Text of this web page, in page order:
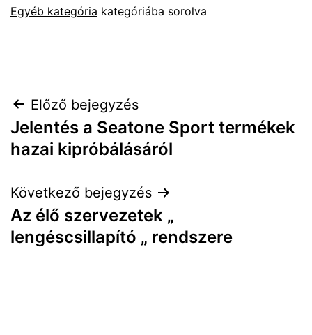
Egyéb kategória kategóriába sorolva
Bejegyzés
navigáció
Előző bejegyzés
Jelentés a Seatone Sport termékek
hazai kipróbálásáról
Következő bejegyzés
Az élő szervezetek „
lengéscsillapító „ rendszere